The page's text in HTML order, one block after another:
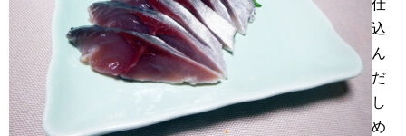
仕
込
ん
だ
し
め